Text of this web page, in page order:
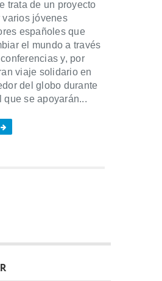
trata de un proyecto
varios jóvenes
españoles que
el mundo a través
y, por
viaje solidario en
del globo durante
que se apoyarán...